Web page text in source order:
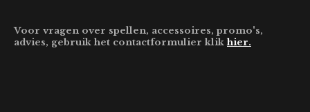
Voor vragen over spellen, accessoires, promo's,
advies, gebruik het contactformulier klikhier.